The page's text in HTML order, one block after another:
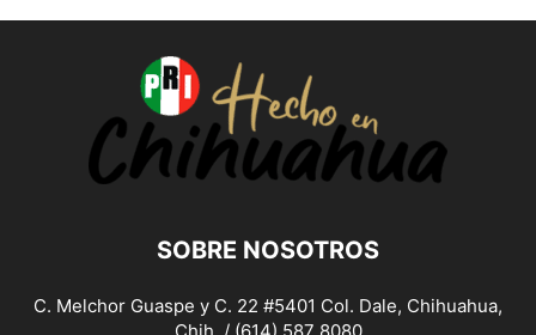
SOBRE NOSOTROS
C. Melchor Guaspe y C. 22 #5401 Col. Dale, Chihuahua,